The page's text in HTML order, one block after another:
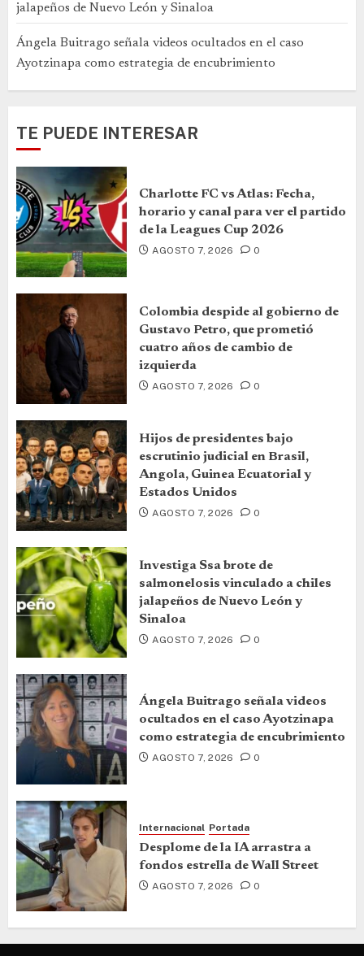
jalapeños de Nuevo León y Sinaloa
Ángela Buitrago señala videos ocultados en el caso
Ayotzinapa como estrategia de encubrimiento
TE PUEDE INTERESAR
Charlotte FC vs Atlas: Fecha,
horario y canal para ver el partido
de la Leagues Cup 2026
AGOSTO 7, 2026 0
Colombia despide al gobierno de
Gustavo Petro, que prometió
cuatro años de cambio de
izquierda
AGOSTO 7, 2026 0
Hijos de presidentes bajo
escrutinio judicial en Brasil,
Angola, Guinea Ecuatorial y
Estados Unidos
AGOSTO 7, 2026 0
Investiga Ssa brote de
salmonelosis vinculado a chiles
jalapeños de Nuevo León y
Sinaloa
AGOSTO 7, 2026 0
Ángela Buitrago señala videos
ocultados en el caso Ayotzinapa
como estrategia de encubrimiento
AGOSTO 7, 2026 0
Internacional Portada
Desplome de la IA arrastra a
fondos estrella de Wall Street
AGOSTO 7, 2026 0